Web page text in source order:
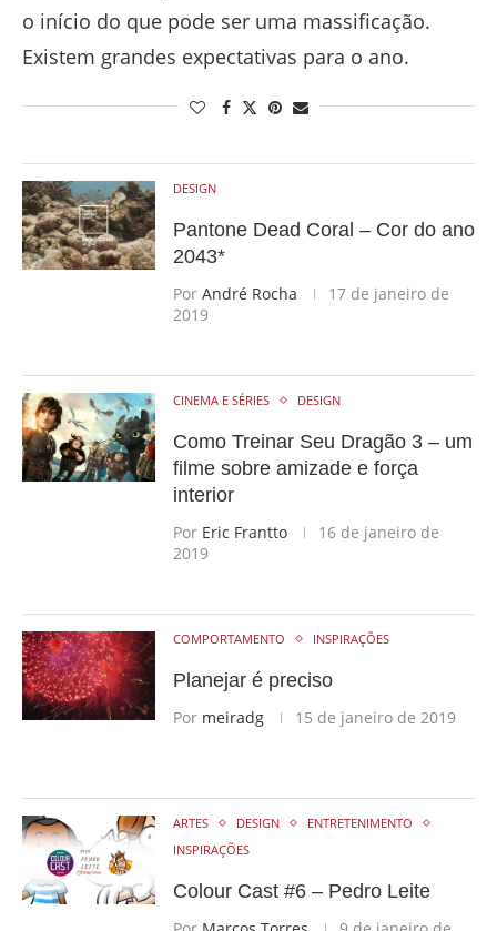
o início do que pode ser uma massificação.
Existem grandes expectativas para o ano.
DESIGN
Pantone Dead Coral – Cor do ano
2043*
Por André Rocha
17 de janeiro de
2019
CINEMA E SÉRIES DESIGN
Como Treinar Seu Dragão 3 – um
filme sobre amizade e força
interior
Por Eric Frantto
16 de janeiro de
2019
COMPORTAMENTO INSPIRAÇÕES
Planejar é preciso
Por meiradg 15 de janeiro de 2019
ARTES DESIGN
ENTRETENIMENTO
INSPIRAÇÕES
Colour Cast #6 – Pedro Leite